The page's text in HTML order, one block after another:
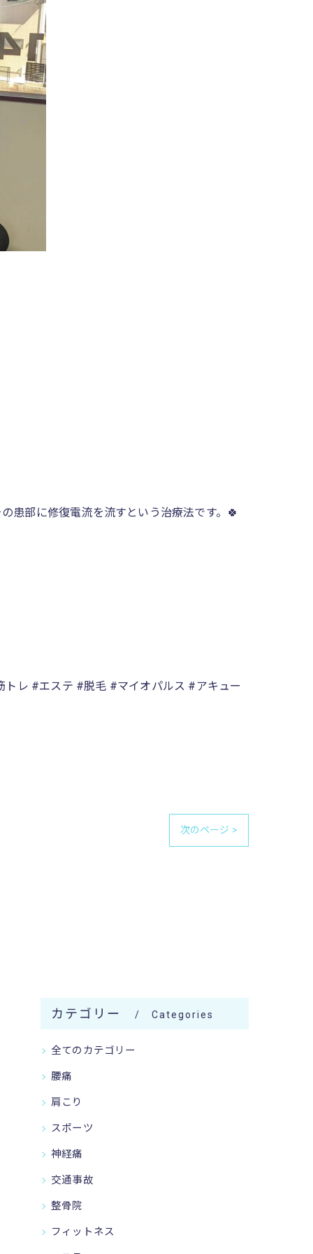
患部に修復電流を流すという治療法です。🍀
レ #エステ #脱毛 #マイオパルス #アキュー
次のページ >
カテゴリー Categories
全てのカテゴリー
腰痛
肩こり
スポーツ
神経痛
交通事故
整骨院
フィットネス